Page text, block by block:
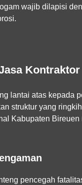
wajib dilapisi
lantai atas kepada
struktur yang
Kabupaten Bireuen
pencegah